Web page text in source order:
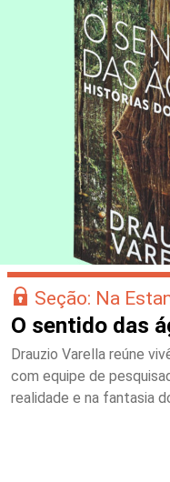
Seção: Na
O sentido das
Drauzio Varella reúne
com equipe de
realidade e na fantasia